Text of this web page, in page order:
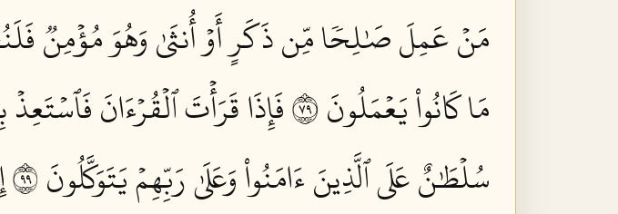
مَنۡ عَمِلَ صَٰلِحٗا مِّن ذَكَرٍ أَوۡ أُنثَىٰ وَهُوَ مُؤۡمِنٞ
مَا كَانُواْ يَعۡمَلُونَ ٩٧
فَإِذَا قَرَأۡتَ ٱلۡقُرۡءَانَ فَٱسۡتَعِذۡ
سُلۡطَٰنٌ عَلَى ٱلَّذِينَ ءَامَنُواْ وَعَلَىٰ رَبِّهِمۡ يَتَوَكَّلُونَ ٩٩